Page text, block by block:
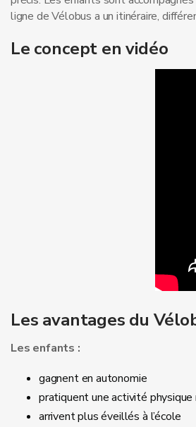
ligne de Vélobus a un itinéraire,
Le concept en vidéo
Les avantages du
Les enfants :
gagnent en autonomie
pratiquent une activité physique
arrivent plus éveillés à l’école